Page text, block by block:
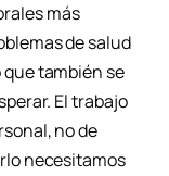
más
de salud
también se
El trabajo
no de
necesitamos